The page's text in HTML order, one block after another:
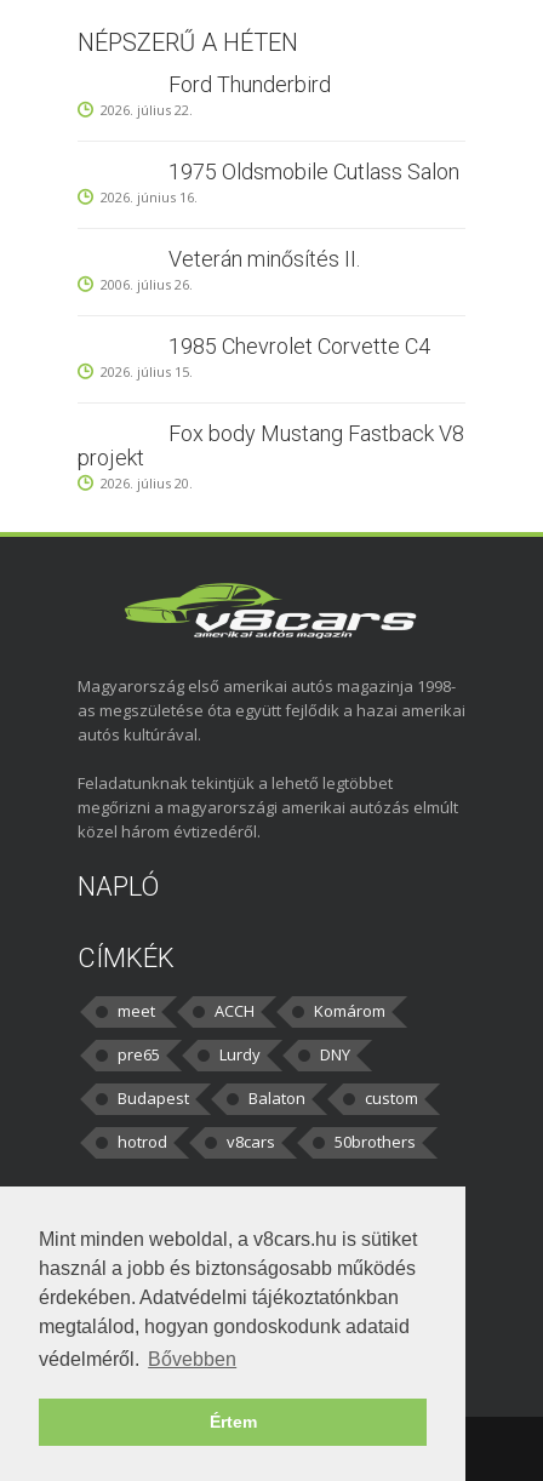
Mint minden weboldal, a v8cars.hu is sütiket
használ a jobb és biztonságosabb működés
érdekében. Adatvédelmi tájékoztatónkban
megtalálod, hogyan gondoskodunk adataid
védelméről. Bővebben
Értem
NÉPSZERŰ A HÉTEN
Ford Thunderbird
2026. július 22.
1975 Oldsmobile Cutlass Salon
2026. június 16.
Veterán minősítés II.
2006. július 26.
1985 Chevrolet Corvette C4
2026. július 15.
Fox body Mustang Fastback V8
projekt
2026. július 20.
Magyarország első amerikai autós magazinja 1998-
as megszületése óta együtt fejlődik a hazai amerikai
autós kultúrával.
Feladatunknak tekintjük a lehető legtöbbet
megőrizni a magyarországi amerikai autózás elmúlt
közel három évtizedéről.
NAPLÓ
CÍMKÉK
meet ACCH
Komárom
pre65
Lurdy
DNY
Budapest
Balaton
custom
hotrod
v8cars 50brothers
kortisz:Elszúrtam! Én csak két
darabbaal számoltam. Nem tudtam, hogy fél autót,
Béke:
!fasza Örültem is nagyon, amikor
Copyright © 1998-2026 v8cars.huT|Szerzői jogok